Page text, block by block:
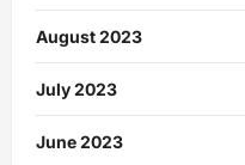
August 2023
July 2023
June 2023